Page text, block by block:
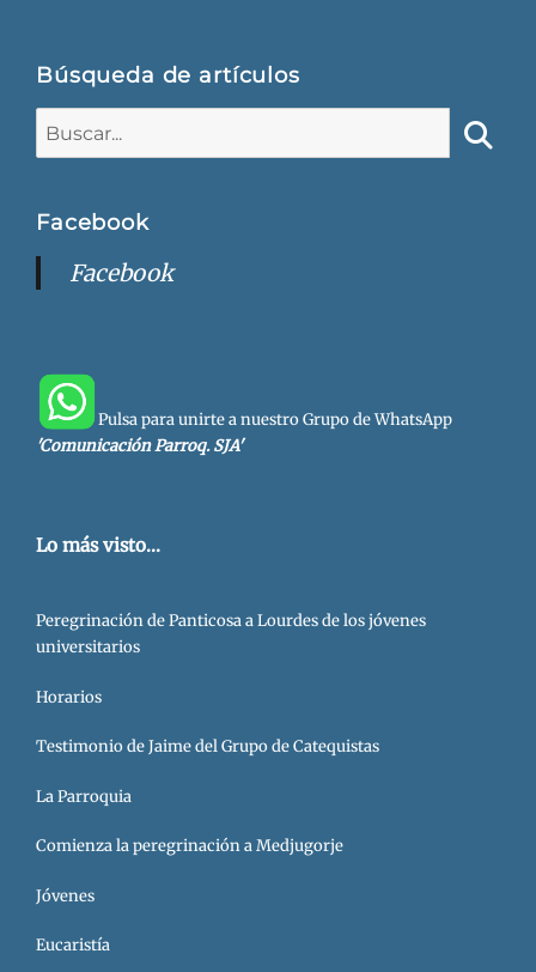
Búsqueda de artículos
Facebook
Facebook
Pulsa para unirte a nuestro Grupo de WhatsApp
'Comunicación Parroq. SJA'
Lo más visto...
Peregrinación de Panticosa a Lourdes de los jóvenes
universitarios
Horarios
Testimonio de Jaime del Grupo de Catequistas
La Parroquia
Comienza la peregrinación a Medjugorje
Jóvenes
Eucaristía